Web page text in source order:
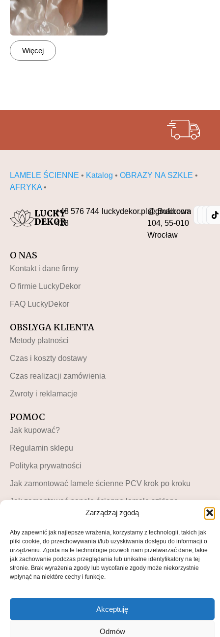
Zarządzaj zgodą
Aby zapewnić jak najlepsze wrażenia, korzystamy z technologii, takich jak
pliki cookie, do przechowywania i/lub uzyskiwania dostępu do informacji o
urządzeniu. Zgoda na te technologie pozwoli nam przetwarzać dane, takie
jak zachowanie podczas przeglądania lub unikalne identyfikatory na tej
stronie. Brak wyrażenia zgody lub wycofanie zgody może niekorzystnie
wpłynąć na niektóre cechy i funkcje.
Akceptuję
Odmów
Więcej
LAMELE ŚCIENNE • Katalog • OBRAZY NA SZKLE •
AFRYKA •
LUCKY
DEKOR
+48 576 744
428
luckydekor.pl@gmail.com
ul. Buforowa
104, 55-010
Wrocław
O NAS
Kontakt i dane firmy
O firmie LuckyDekor
FAQ LuckyDekor
OBSLYGA KLIENTA
Metody płatności
Czas i koszty dostawy
Czas realizacji zamówienia
Zwroty i reklamacje
POMOC
Jak kupować?
Regulamin sklepu
Polityka prywatności
Jak zamontować lamele ścienne PCV krok po kroku
Jak zamontować panele ścienne lamele szklane –
instrukcja krok po kroku
MOJE KONTO
Moje konto
Blog LuckyDekor
Lista życzeń